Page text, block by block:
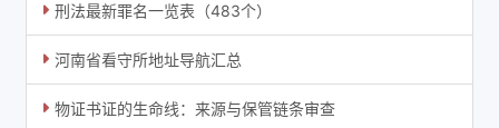
刑法最新罪名一览表（483个）
河南省看守所地址导航汇总
物证书证的生命线：来源与保管链条审查